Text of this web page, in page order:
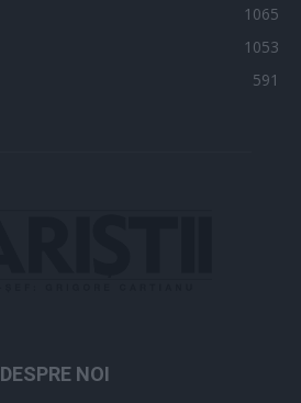
1065
1053
591
DESPRE NOI